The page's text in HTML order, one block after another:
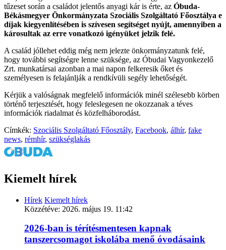
tűzeset során a családot jelentős anyagi kár is érte, az Óbuda-
Békásmegyer Önkormányzata Szociális Szolgáltató Főosztálya e
díjak kiegyenlítésében is szívesen segítséget nyújt, amennyiben a
károsultak az erre vonatkozó igényüket jelzik felé.
A család jóllehet eddig még nem jelezte önkormányzatunk felé,
hogy további segítségre lenne szüksége, az Óbudai Vagyonkezelő
Zrt. munkatársai azonban a mai napon felkeresik őket és
személyesen is felajánlják a rendkívüli segély lehetőségét.
Kérjük a valóságnak megfelelő információk minél szélesebb körben
történő terjesztését, hogy feleslegesen ne okozzanak a téves
információk riadalmat és közfelháborodást.
Címkék: Szociális Szolgáltató Főosztály, Facebook, álhír, fake
news, rémhír, szükséglakás
Kiemelt hírek
Hírek Kiemelt hírek
Közzétéve: 2026. május 19. 11:42
2026-ban is térítésmentesen kapnak
tanszercsomagot iskolába menő óvodásaink